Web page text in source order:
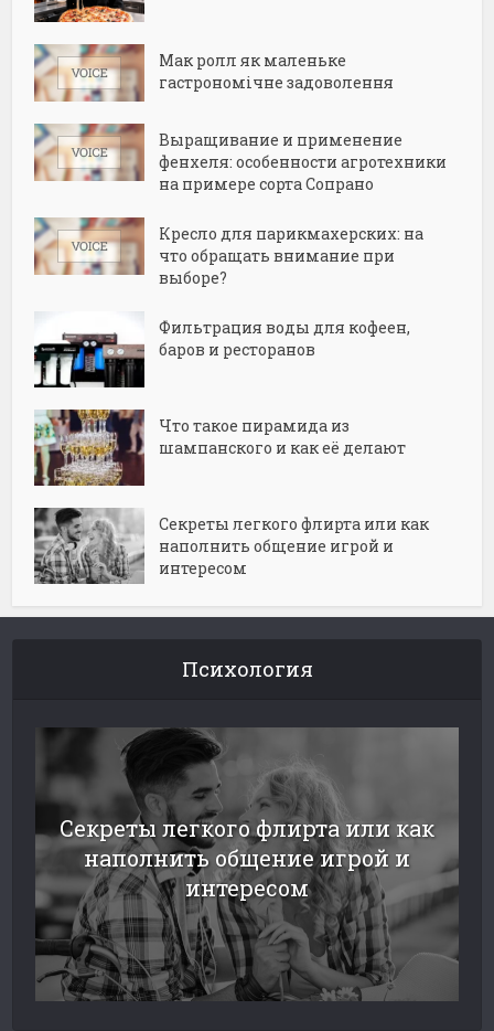
Мак ролл як маленьке
гастрономічне задоволення
Выращивание и применение
фенхеля: особенности агротехники
на примере сорта Сопрано
Кресло для парикмахерских: на
что обращать внимание при
выборе?
Фильтрация воды для кофеен,
баров и ресторанов
Что такое пирамида из
шампанского и как её делают
Секреты легкого флирта или как
наполнить общение игрой и
интересом
Психология
Секреты легкого флирта или как
наполнить общение игрой и
интересом